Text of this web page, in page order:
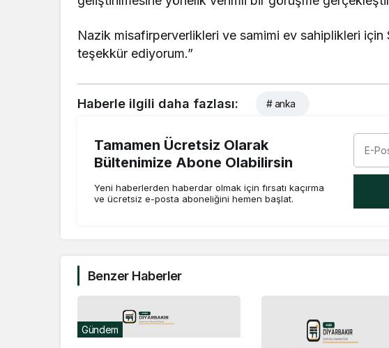
Nazik misafirperverlikleri ve samimi ev sahiplikleri için
teşekkür ediyorum.”
Haberle ilgili daha fazlası: # anka
Tamamen Ücretsiz Olarak
Bültenimize Abone Olabilirsin
Yeni haberlerden haberdar olmak için fırsatı kaçırma
ve ücretsiz e-posta aboneliğini hemen başlat.
Benzer Haberler
Gündem